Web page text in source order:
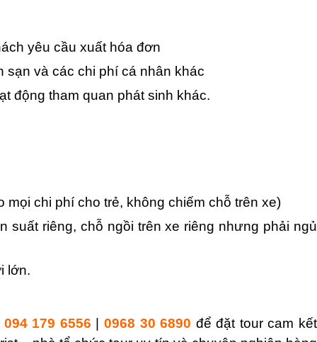
yêu cầu xuất hóa đơn
và các chi phí cá nhân khác
động tham quan phát sinh khác.
mọi chi phí cho trẻ, không chiếm chỗ trên xe)
suất riêng, chỗ ngồi trên xe riêng nhưng phải ngủ
lớn.
094 179 6556 0968 30 6890 để đặt tour cam kết